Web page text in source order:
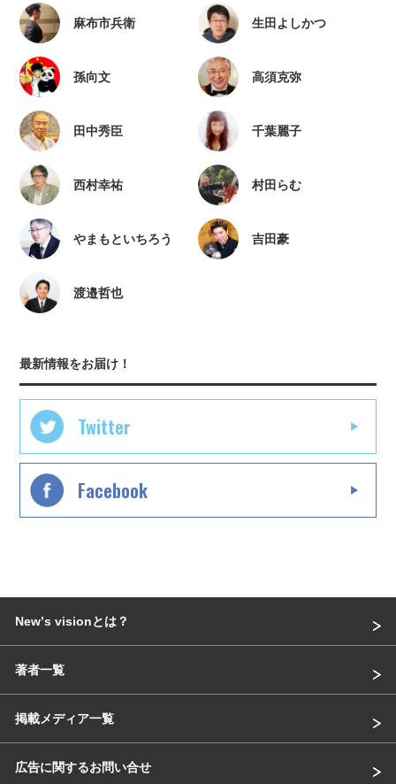
麻布市兵衛 生田よしかつ
孫向文 高須克弥
田中秀臣 千葉麗子
西村幸祐 村田らむ
やまもといちろう 吉田豪
渡邉哲也
最新情報をお届け！
Twitter
Facebook
Newʼs visionとは？
著者一覧
掲載メディア一覧
広告に関するお問い合せ